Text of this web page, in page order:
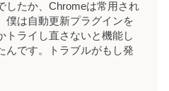
たか、Chromeは常用され
僕は自動更新プラグインを
トライし直さないと機能し
んです。トラブルがもし発